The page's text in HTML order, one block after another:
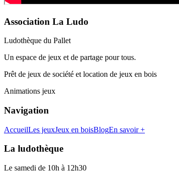
Association La Ludo
Ludothèque du Pallet
Un espace de jeux et de partage pour tous.
Prêt de jeux de société et location de jeux en bois
Animations jeux
Navigation
AccueilLes jeuxJeux en boisBlogEn savoir +
La ludothèque
Le samedi de 10h à 12h30